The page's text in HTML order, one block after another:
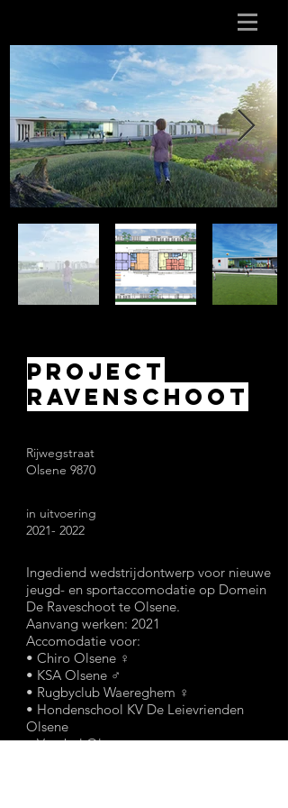
pROJECT
ravenschoot
Rijwegstraat
Olsene 9870
in uitvoering
2021- 2022
Ingediend wedstrijdontwerp voor nieuwe
jeugd- en sportaccomodatie op Domein
De Raveschoot te Olsene.
Aanvang werken: 2021
Accomodatie voor:
• Chiro Olsene ♀
• KSA Olsene ♂
• Rugbyclub Waereghem ♀
• Hondenschool KV De Leievrienden
Olsene
• Voetbal Olsene